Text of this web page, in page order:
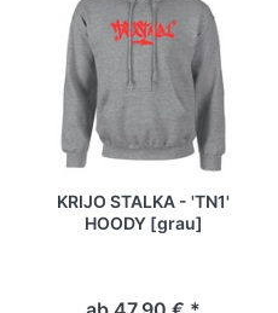
KRIJO STALKA - 'TN1'
HOODY [grau]